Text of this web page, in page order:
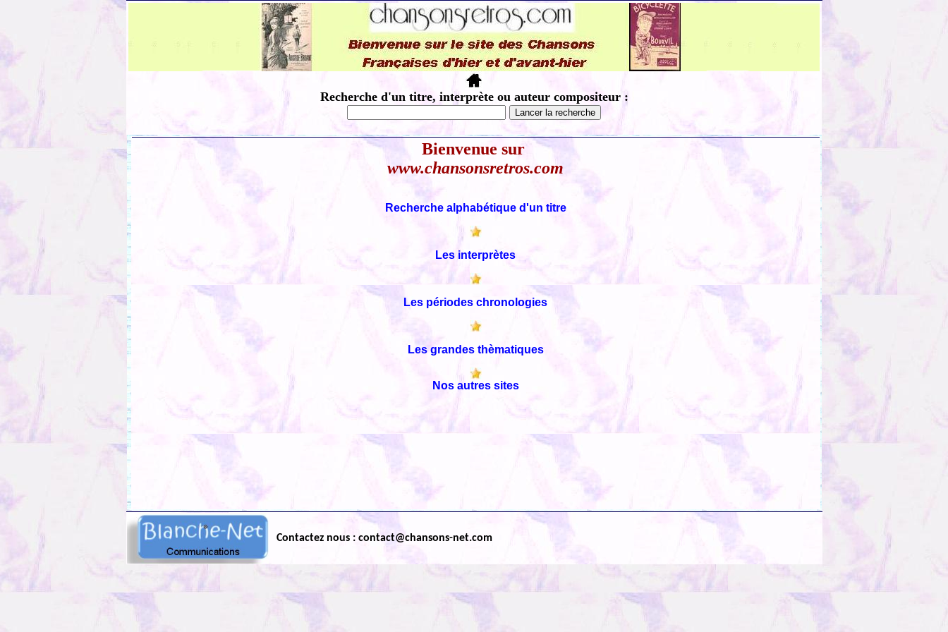
Recherche d'un titre, interprète ou auteur compositeur :
Bienvenue sur
www.chansonsretros.com
Recherche alphabétique d'un titre
Les interprètes
Les périodes chronologies
Les grandes thèmatiques
Nos autres sites
Contactez nous : contact@chansons-net.com